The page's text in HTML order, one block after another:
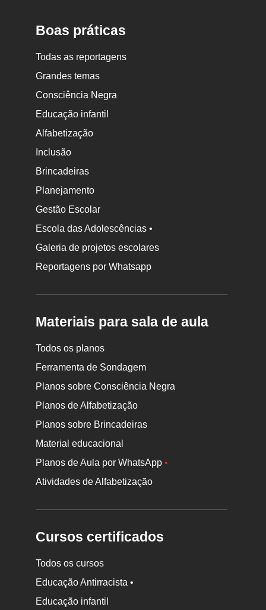
Boas práticas
Todas as reportagens
Grandes temas
Consciência Negra
Educação infantil
Alfabetização
Inclusão
Brincadeiras
Planejamento
Gestão Escolar
Escola das Adolescências •
Galeria de projetos escolares
Reportagens por Whatsapp
Materiais para sala de aula
Todos os planos
Ferramenta de Sondagem
Planos sobre Consciência Negra
Planos de Alfabetização
Planos sobre Brincadeiras
Material educacional
Planos de Aula por WhatsApp•
Atividades de Alfabetização
Cursos certificados
Todos os cursos
Educação Antirracista •
Educação infantil